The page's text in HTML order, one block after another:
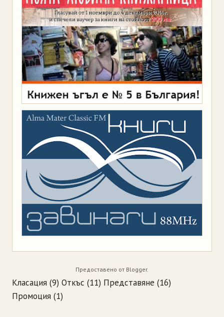
Предоставено от Blogger.
Класация (9) Откъс (11) Представяне (16)
Промоция (1)